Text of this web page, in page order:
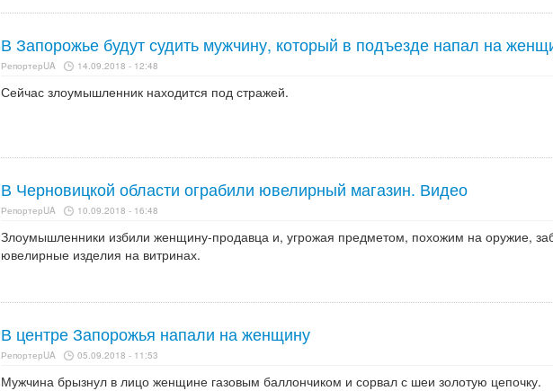
В Запорожье будут судить мужчину, который в подъезде напал на
РепортерUA 14.09.2018 - 12:48
Сейчас злоумышленник находится под стражей.
В Черновицкой области ограбили ювелирный магазин. Видео
РепортерUA 10.09.2018 - 16:48
Злоумышленники избили женщину-продавца и, угрожая предметом, похожим на оружие,
ювелирные изделия на витринах.
В центре Запорожья напали на женщину
РепортерUA 05.09.2018 - 11:53
Мужчина брызнул в лицо женщине газовым баллончиком и сорвал с шеи золотую цепочку.